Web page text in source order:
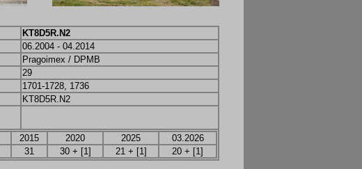
KT8D5R.N2
06.2004 - 04.2014
Pragoimex / DPMB
29
1701-1728, 1736
KT8D5R.N2
2015 2020 2025
03.2026
31 30 + [1] 21 + [1] 20 + [1]